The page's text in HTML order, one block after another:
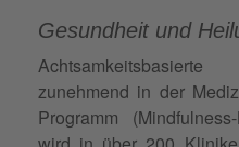
Gesundheit und
Achtsamkeitsbasierte
zunehmend in der
Programm